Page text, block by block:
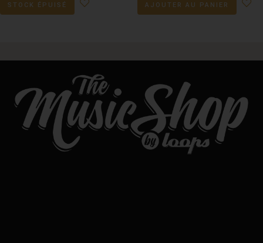
STOCK ÉPUISÉ AJOUTER AU PANIER